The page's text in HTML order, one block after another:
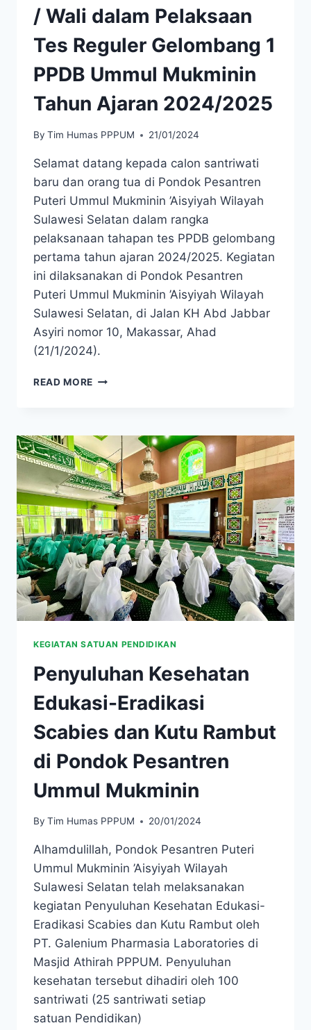
/ Wali dalam Pelaksaan
Tes Reguler Gelombang 1
PPDB Ummul Mukminin
Tahun Ajaran 2024/2025
By Tim Humas PPPUM 21/01/2024
Selamat datang kepada calon santriwati
baru dan orang tua di Pondok Pesantren
Puteri Ummul Mukminin ’Aisyiyah Wilayah
Sulawesi Selatan dalam rangka
pelaksanaan tahapan tes PPDB gelombang
pertama tahun ajaran 2024/2025. Kegiatan
ini dilaksanakan di Pondok Pesantren
Puteri Ummul Mukminin ’Aisyiyah Wilayah
Sulawesi Selatan, di Jalan KH Abd Jabbar
Asyiri nomor 10, Makassar, Ahad
(21/1/2024).
READ MORE
KEGIATAN SATUAN PENDIDIKAN
Penyuluhan Kesehatan
Edukasi-Eradikasi
Scabies dan Kutu Rambut
di Pondok Pesantren
Ummul Mukminin
By Tim Humas PPPUM 20/01/2024
Alhamdulillah, Pondok Pesantren Puteri
Ummul Mukminin ’Aisyiyah Wilayah
Sulawesi Selatan telah melaksanakan
kegiatan Penyuluhan Kesehatan Edukasi-
Eradikasi Scabies dan Kutu Rambut oleh
PT. Galenium Pharmasia Laboratories di
Masjid Athirah PPPUM. Penyuluhan
kesehatan tersebut dihadiri oleh 100
santriwati (25 santriwati setiap
satuan Pendidikan)